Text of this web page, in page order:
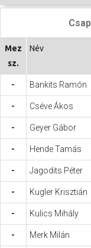
Szabadidő
Hasznos
Mez
sz.
Név
- Bankits Ramón
- Cséve Ákos
- Geyer Gábor
- Hende Tamás
- Jagodits Péter
- Kugler Krisztián
- Kulics Mihály
- Merk Milán